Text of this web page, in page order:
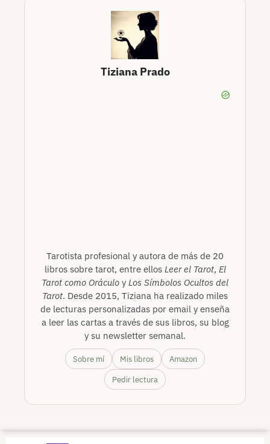
Tiziana Prado
Tarotista profesional y autora de más de 20
libros sobre tarot, entre ellos Leer el Tarot, El
Tarot como Oráculo y Los Símbolos Ocultos del
Tarot. Desde 2015, Tiziana ha realizado miles
de lecturas personalizadas por email y enseña
a leer las cartas a través de sus libros, su blog
y su newsletter semanal.
Sobre mí Mis libros Amazon
Pedir lectura